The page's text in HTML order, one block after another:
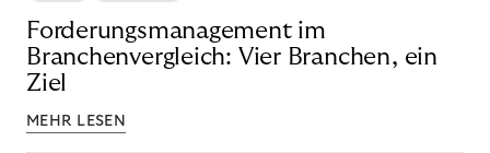
Forderungsmanagement im
Branchenvergleich: Vier Branchen, ein
Ziel
MEHR LESEN